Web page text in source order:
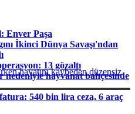
Enver Paşa
İkinci Dünya Savaşı'ndan
13 gözaltı
nedeniyle hayvanat bahçesinde
540 bin lira ceza, 6 araç
hayatını kaybeden düzensiz